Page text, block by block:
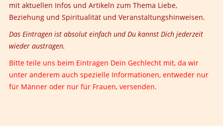
mit aktuellen Infos und Artikeln zum Thema Liebe,
Beziehung und Spiritualität und Veranstaltungshinweisen.
Das Eintragen ist absolut einfach und Du kannst Dich jederzeit
wieder austragen.
Bitte teile uns beim Eintragen Dein Gechlecht mit, da wir
unter anderem auch spezielle Informationen, entweder nur
für Männer oder nur für Frauen, versenden.